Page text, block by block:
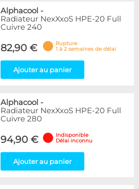
Alphacool -
Radiateur NexXxoS HPE-20 Full
Cuivre 240
82,90 €
Rupture
1 à 2 semaines de délai
Ajouter au panier
Alphacool -
Radiateur NexXxoS HPE-20 Full
Cuivre 280
94,90 €
Indisponible
Délai inconnu
Ajouter au panier